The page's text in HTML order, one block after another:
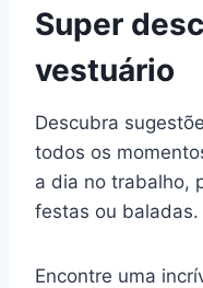
Super
vestuário
Descubra
todos os
a dia no trabalho,
festas ou baladas.
Encontre uma